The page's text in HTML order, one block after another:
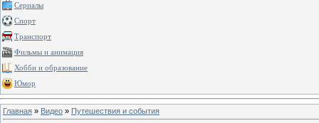
Сериалы
Спорт
Транспорт
Фильмы и анимация
Хобби и образование
Юмор
Главная » Видео » Путешествия и события